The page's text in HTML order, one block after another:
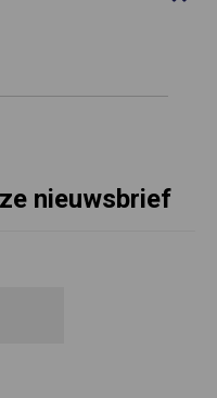
nieuwsbrief